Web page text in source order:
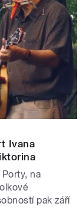
Ivana
na
pak září